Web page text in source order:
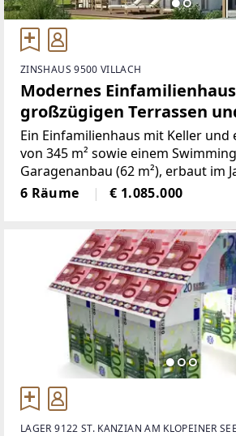
ZINSHAUS 9500 VILLACH
Modernes
großzügigen Terrassen
Garagenanbau
Ein Einfamilienhaus mit Keller und
von 345 m² sowie einem
Garagenanbau (62 m²), erbaut im
Raumaufteilung ist wie folgt: Im
ein Vorraum, ein Büro, ein
6 Räume € 1.085.000
LAGER 9122 ST. KANZIAN AM KLOPEINER SEE